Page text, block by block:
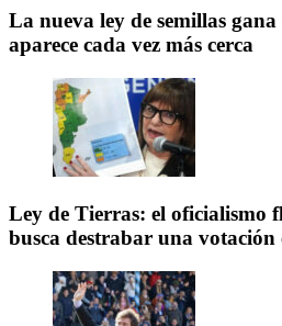
La nueva ley de semillas gana
aparece cada vez más cerca
Ley de Tierras: el oficialismo
busca destrabar una votación